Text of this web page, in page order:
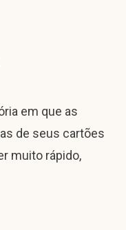
em que as
de seus cartões
muito rápido,